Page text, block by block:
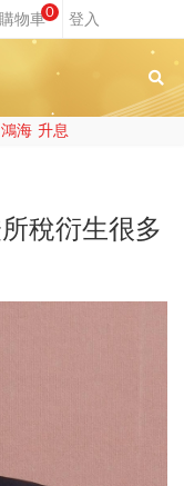
0
鴻海 升息
稅衍生很多